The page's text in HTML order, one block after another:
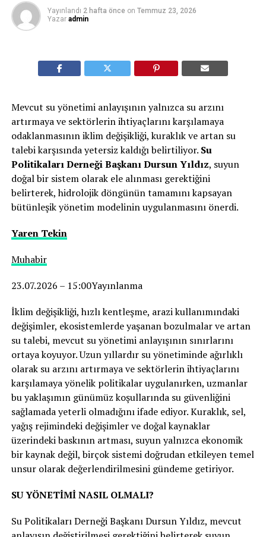
Yayınlandı 2 hafta önce on Temmuz 23, 2026
Yazar admin
Mevcut su yönetimi anlayışının yalnızca su arzını
artırmaya ve sektörlerin ihtiyaçlarını karşılamaya
odaklanmasının iklim değişikliği, kuraklık ve artan su
talebi karşısında yetersiz kaldığı belirtiliyor. Su
Politikaları Derneği Başkanı Dursun Yıldız, suyun
doğal bir sistem olarak ele alınması gerektiğini
belirterek, hidrolojik döngünün tamamını kapsayan
bütünleşik yönetim modelinin uygulanmasını önerdi.
Yaren Tekin
Muhabir
23.07.2026 – 15:00Yayınlanma
İklim değişikliği, hızlı kentleşme, arazi kullanımındaki
değişimler, ekosistemlerde yaşanan bozulmalar ve artan
su talebi, mevcut su yönetimi anlayışının sınırlarını
ortaya koyuyor. Uzun yıllardır su yönetiminde ağırlıklı
olarak su arzını artırmaya ve sektörlerin ihtiyaçlarını
karşılamaya yönelik politikalar uygulanırken, uzmanlar
bu yaklaşımın günümüz koşullarında su güvenliğini
sağlamada yeterli olmadığını ifade ediyor. Kuraklık, sel,
yağış rejimindeki değişimler ve doğal kaynaklar
üzerindeki baskının artması, suyun yalnızca ekonomik
bir kaynak değil, birçok sistemi doğrudan etkileyen temel
unsur olarak değerlendirilmesini gündeme getiriyor.
SU YÖNETİMİ NASIL OLMALI?
Su Politikaları Derneği Başkanı Dursun Yıldız, mevcut